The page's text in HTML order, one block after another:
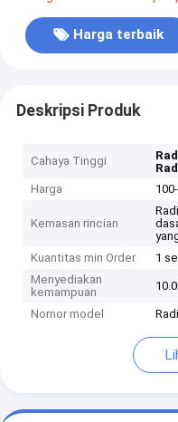
Harga terbaik
Deskripsi Produk
Cahaya Tinggi
Harga
Kemasan rincian
Kuantitas min Order
1
Menyediakan
kemampuan
Nomor model